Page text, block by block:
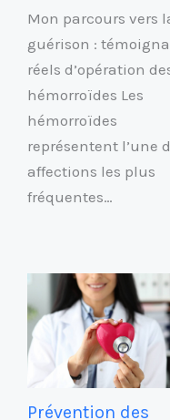
Mon parcours vers
guérison :
réels d’opération
hémorroïdes Les
hémorroïdes
représentent l’une
affections les plus
fréquentes…
Prévention des